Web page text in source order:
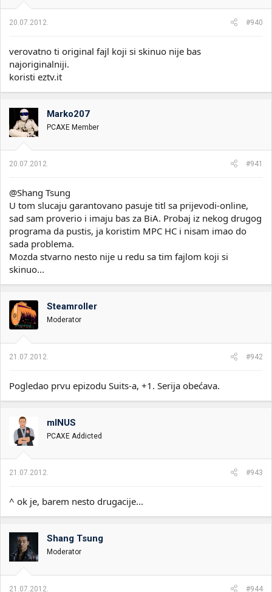
20.07.2012. #940
verovatno ti original fajl koji si skinuo nije bas
najoriginalniji.
koristi eztv.it
Marko207
PCAXE Member
20.07.2012. #941
@Shang Tsung
U tom slucaju garantovano pasuje titl sa prijevodi-online,
sad sam proverio i imaju bas za BiA. Probaj iz nekog drugog
programa da pustis, ja koristim MPC HC i nisam imao do
sada problema.
Mozda stvarno nesto nije u redu sa tim fajlom koji si
skinuo...
Steamroller
Moderator
21.07.2012. #942
Pogledao prvu epizodu Suits-a, +1. Serija obećava.
mINUS
PCAXE Addicted
21.07.2012. #943
^ ok je, barem nesto drugacije...
Shang Tsung
Moderator
21.07.2012. #944